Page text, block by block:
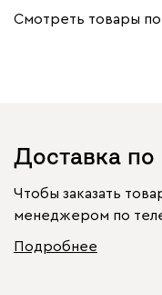
Смотреть товары по
Доставка по
Чтобы заказать
менеджером по
Подробнее